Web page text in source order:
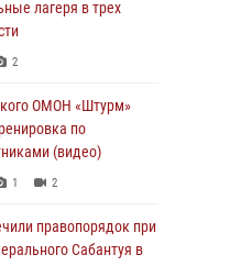
участие в крестном
в Омске
Росгвардии
(видео)
правопорядок на
лагеря в трех
2
ОМОН «Штурм»
по
(видео)
1 2
правопорядок при
Сабантуя в